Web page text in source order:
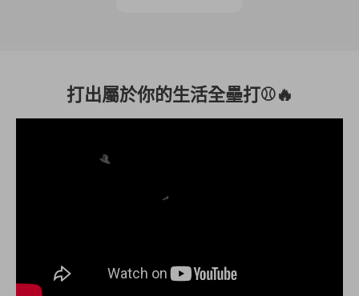
打出屬於你的生活全壘打⚾️🔥